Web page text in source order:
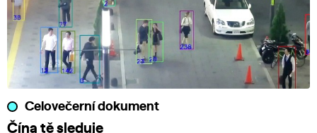
Celovečerní dokument
Čína tě sleduje